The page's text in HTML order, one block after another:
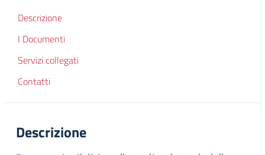
Descrizione
I Documenti
Servizi collegati
Contatti
Descrizione